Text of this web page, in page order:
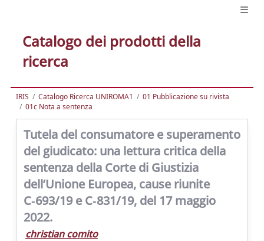
Catalogo dei prodotti della
ricerca
IRIS Catalogo Ricerca UNIROMA1
01 Pubblicazione su rivista
01c Nota a sentenza
Tutela del consumatore e superamento
del giudicato: una lettura critica della
sentenza della Corte di Giustizia
dell’Unione Europea, cause riunite
C‑693/19 e C‑831/19, del 17 maggio
2022.
christian comito